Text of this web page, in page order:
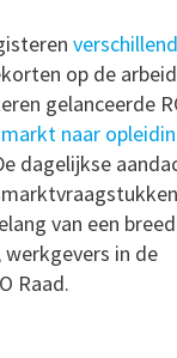
op de
gelanceerde
naar
dagelijkse
van een
in de
Raad.